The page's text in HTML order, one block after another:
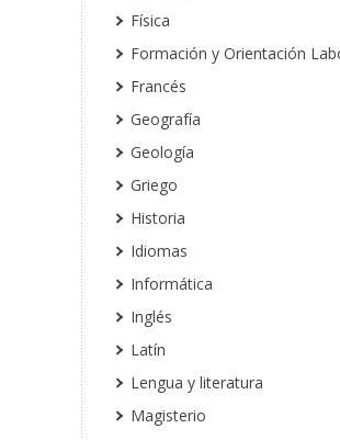
Física
Formación y Orientación
Francés
Geografía
Geología
Griego
Historia
Idiomas
Informática
Inglés
Latín
Lengua y literatura
Magisterio